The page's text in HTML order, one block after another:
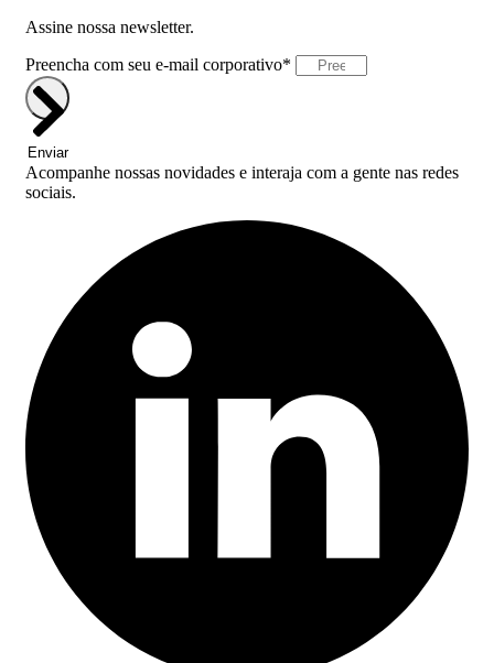
Assine nossa newsletter.
Preencha com seu e-mail corporativo*
Enviar
Acompanhe nossas novidades e interaja com a gente nas redes
sociais.